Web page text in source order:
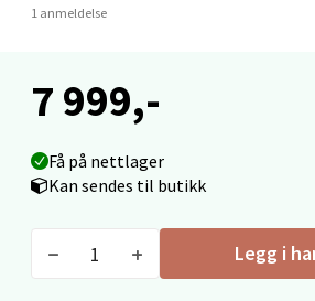
1 anmeldelse
7 999,-
Få på nettlager
Kan sendes til butikk
Legg i
0 i butikk
Molde - Moldetorget